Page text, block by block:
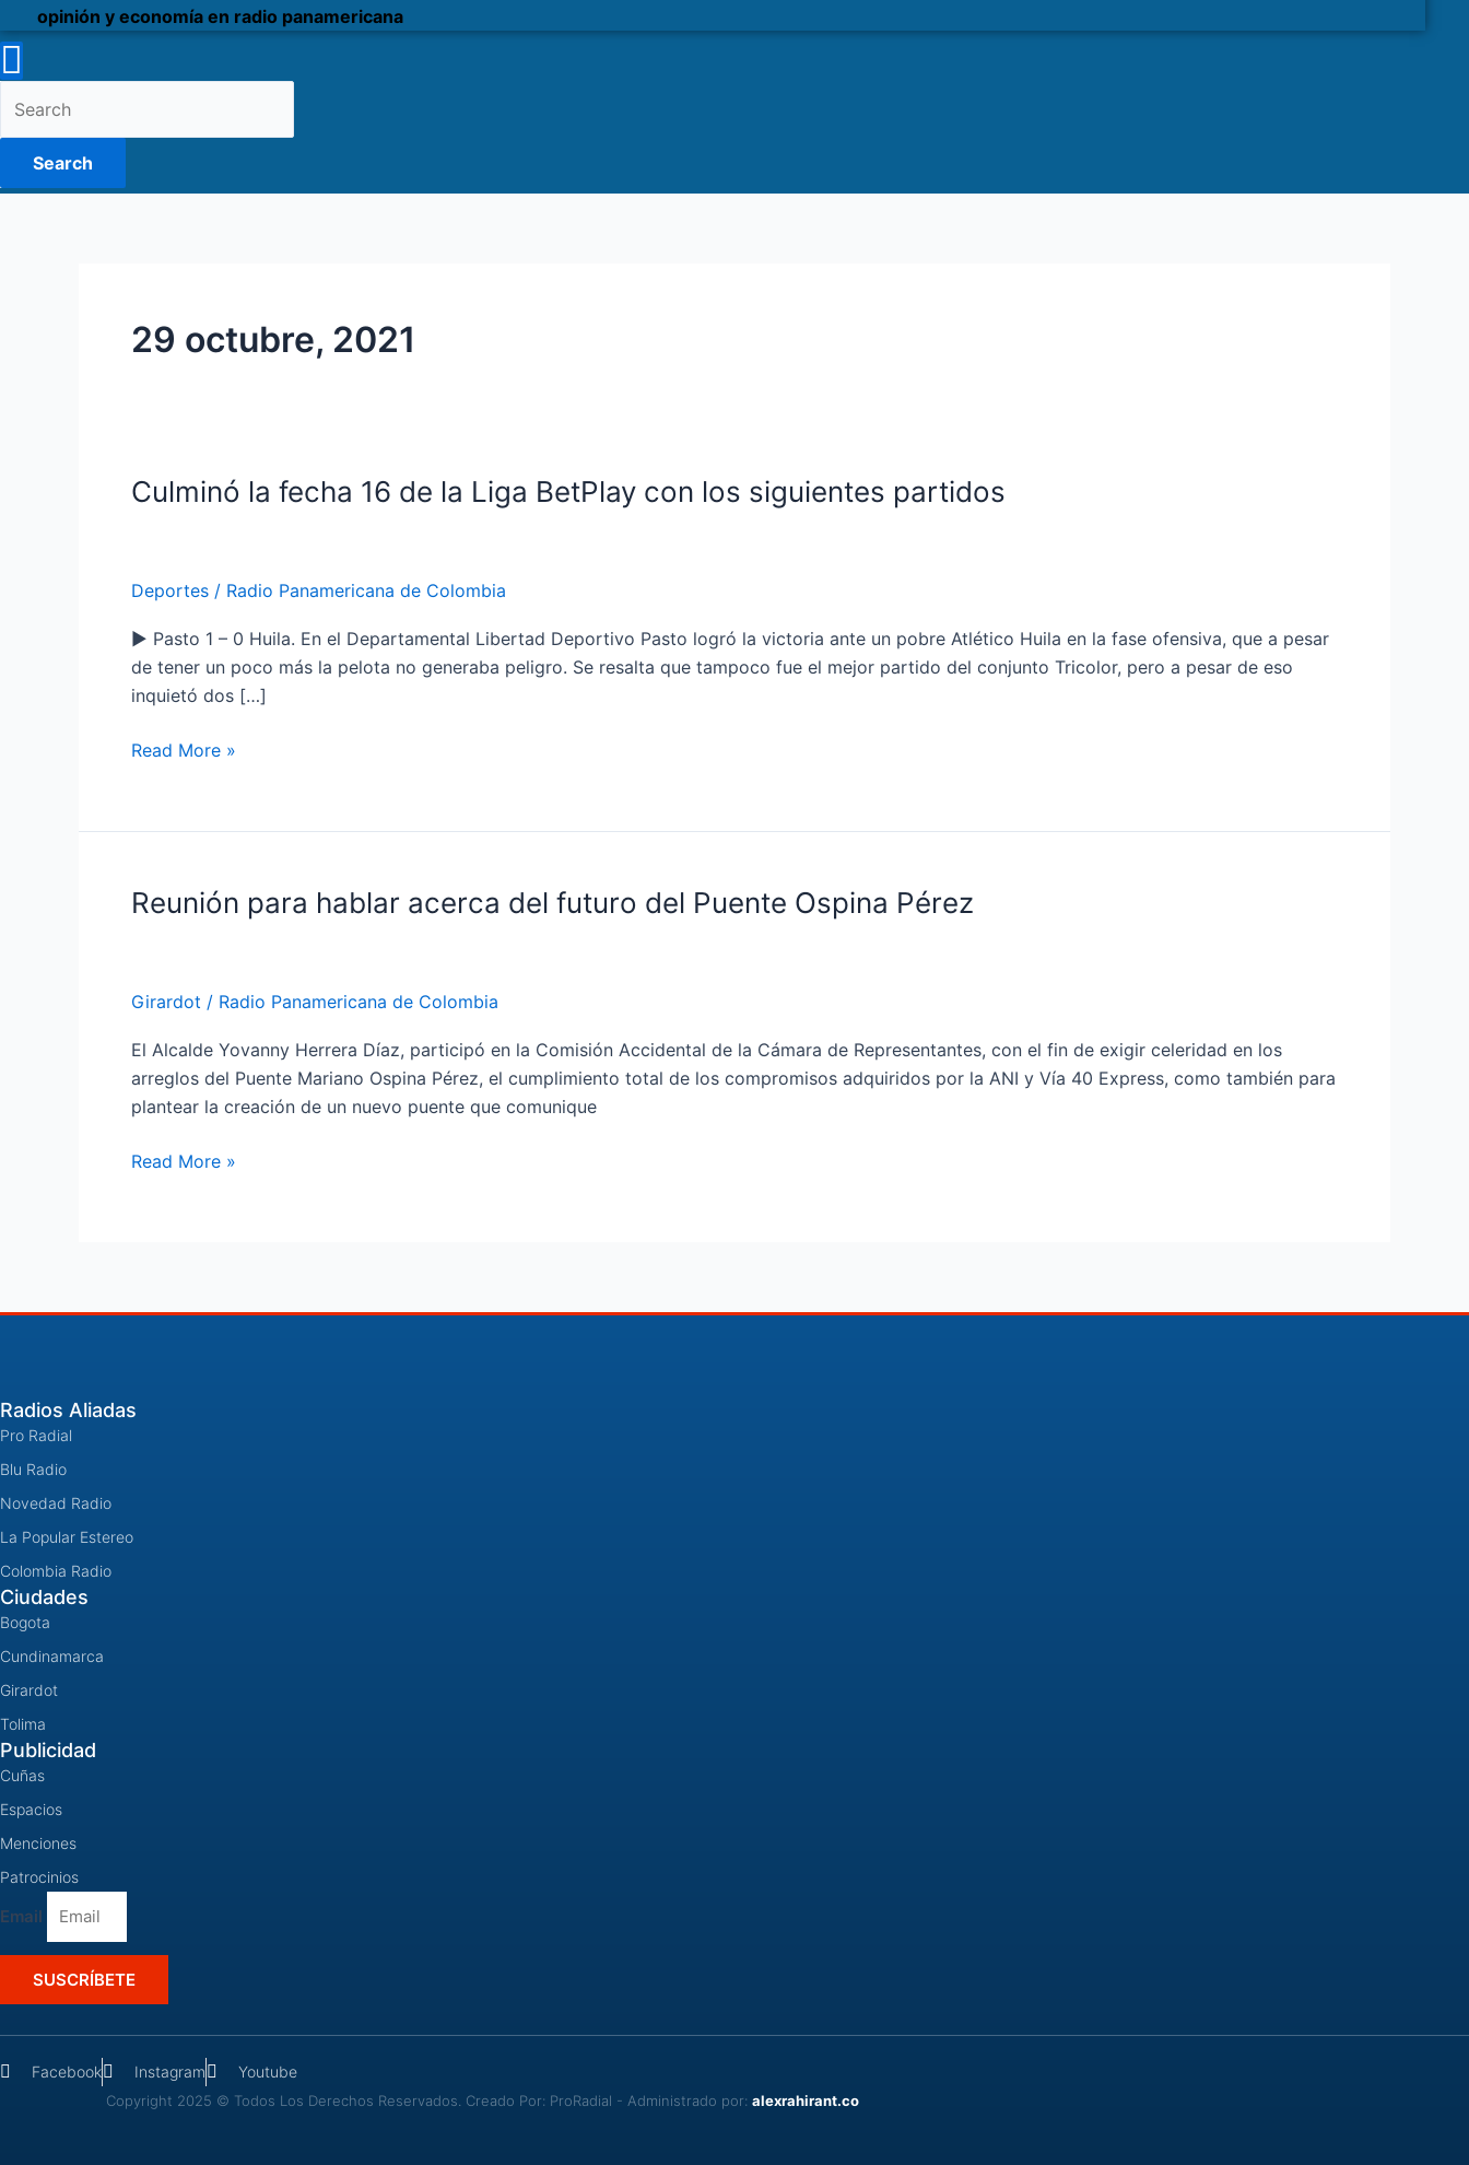
opinión y economía en radio panamericana
Search
29 octubre, 2021
Culminó la fecha 16 de la Liga BetPlay con los siguientes partidos
Deportes / Radio Panamericana de Colombia
▶️ Pasto 1 – 0 Huila. En el Departamental Libertad Deportivo Pasto logró la victoria ante un pobre Atlético Huila en la fase ofensiva, que a pesar
de tener un poco más la pelota no generaba peligro. Se resalta que tampoco fue el mejor partido del conjunto Tricolor, pero a pesar de eso
inquietó dos […]
Culminó
de
la
Liga
BetPlay
los
Read More »
Reunión para hablar acerca del futuro del Puente Ospina Pérez
Girardot / Radio Panamericana de Colombia
El Alcalde Yovanny Herrera Díaz, participó en la Comisión Accidental de la Cámara de Representantes, con el fin de exigir celeridad en los
arreglos del Puente Mariano Ospina Pérez, el cumplimiento total de los compromisos adquiridos por la ANI y Vía 40 Express, como también para
plantear la creación de un nuevo puente que comunique
Reunión
del
futuro
Puente
Ospina
Pérez
Read More »
Radios Aliadas
Pro Radial
Blu Radio
Novedad Radio
La Popular Estereo
Colombia Radio
Ciudades
Bogota
Cundinamarca
Girardot
Tolima
Publicidad
Cuñas
Espacios
Menciones
Patrocinios
Email
SUSCRÍBETE
Facebook Instagram Youtube
Copyright 2025 © Todos Los Derechos Reservados. Creado Por: ProRadial - Administrado por:alexrahirant.co